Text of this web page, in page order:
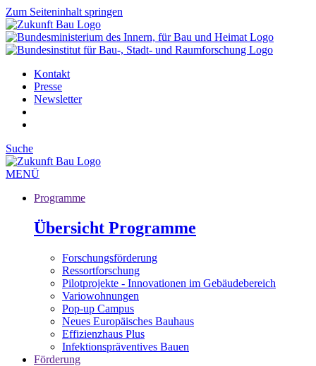
Zum Seiteninhalt springen
Kontakt
Presse
Newsletter
Suche
MENÜ
Programme
Übersicht Programme
Forschungsförderung
Ressortforschung
Pilotprojekte - Innovationen im Gebäudebereich
Variowohnungen
Pop-up Campus
Neues Europäisches Bauhaus
Effizienzhaus Plus
Infektionspräventives Bauen
Förderung